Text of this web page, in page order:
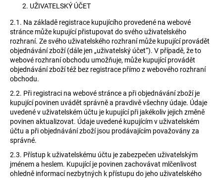
UŽIVATELSKÝ ÚČET
2.1. Na základě registrace kupujícího provedené na webové
stránce může kupující přistupovat do svého uživatelského
rozhraní. Ze svého uživatelského rozhraní může kupující provádět
objednávání zboží (dále jen „uživatelský účet“). V případě, že to
webové rozhraní obchodu umožňuje, může kupující provádět
objednávání zboží též bez registrace přímo z webového rozhraní
obchodu.
2.2. Při registraci na webové stránce a při objednávání zboží je
kupující povinen uvádět správně a pravdivě všechny údaje. Údaje
uvedené v uživatelském účtu je kupující při jakékoliv jejich změně
povinen aktualizovat. Údaje uvedené kupujícím v uživatelském
účtu a při objednávání zboží jsou prodávajícím považovány za
správné.
2.3. Přístup k uživatelskému účtu je zabezpečen uživatelským
jménem a heslem. Kupující je povinen zachovávat mlčenlivost
ohledně informací nezbytných k přístupu do jeho uživatelského
e
m
e